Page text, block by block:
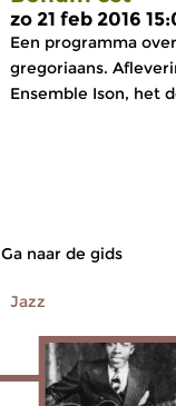
zo 21 feb 2016
Een programma
gregoriaans.
Ensemble Ison, het
Ga naar de gids
Jazz